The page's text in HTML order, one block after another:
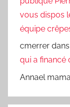
vous dispos
équipe
cmerrer dans
qui a financé
Annael